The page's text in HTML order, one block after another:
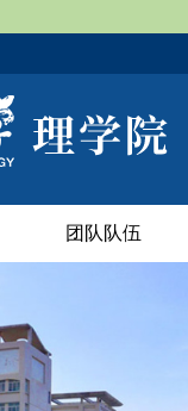
团队队伍